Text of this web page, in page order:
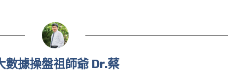
數據操盤祖師爺 Dr.蔡